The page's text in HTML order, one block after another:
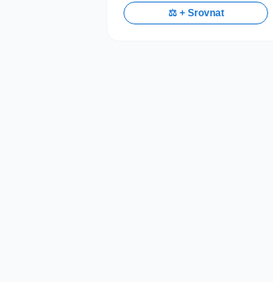
⚖️ + Srovnat